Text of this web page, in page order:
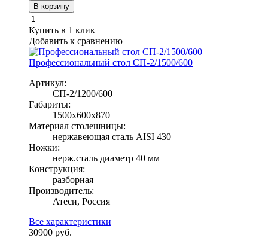
В корзину
Купить в 1 клик
Добавить к сравнению
Профессиональный стол СП-2/1500/600
Артикул:
СП-2/1200/600
Габариты:
1500х600х870
Материал столешницы:
нержавеющая сталь AISI 430
Ножки:
нерж.сталь диаметр 40 мм
Конструкция:
разборная
Производитель:
Атеси, Россия
Все характеристики
30900 руб.